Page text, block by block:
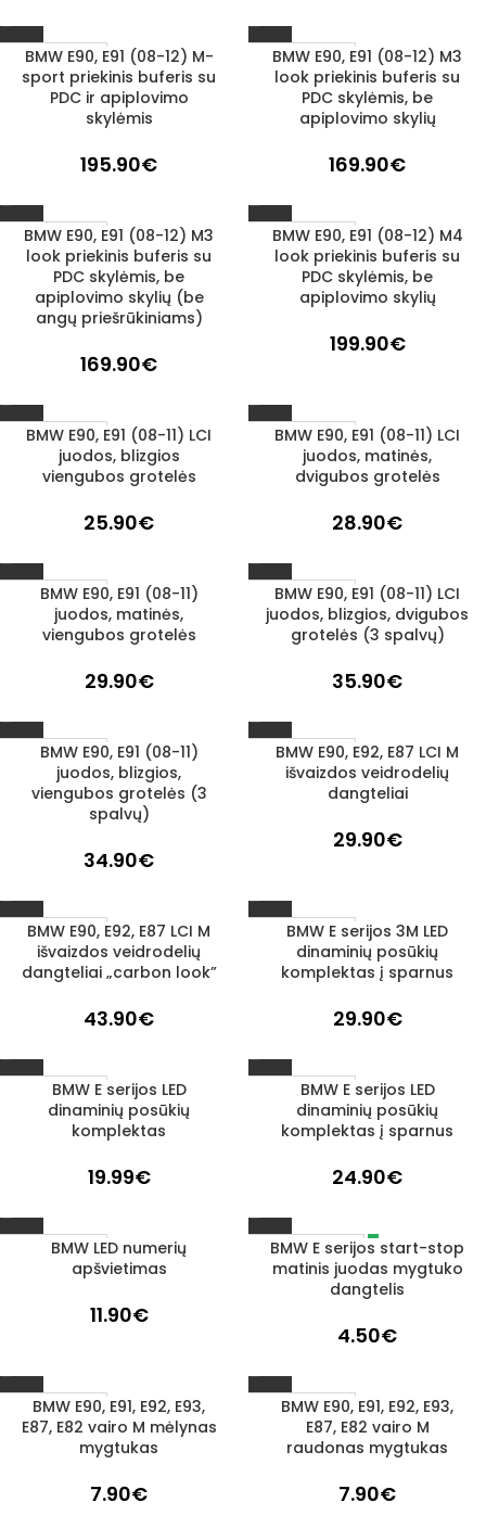
1–3 D. D.
BMW E90, E91 (08-12) M-
sport priekinis buferis su
PDC ir apiplovimo
skylėmis
195.90€
1–3 D. D.
BMW E90, E91 (08-12) M3
look priekinis buferis su
PDC skylėmis, be
apiplovimo skylių
169.90€
1–3 D. D.
BMW E90, E91 (08-12) M3
look priekinis buferis su
PDC skylėmis, be
apiplovimo skylių (be
angų priešrūkiniams)
169.90€
1–3 D. D.
BMW E90, E91 (08-12) M4
look priekinis buferis su
PDC skylėmis, be
apiplovimo skylių
199.90€
1–3 D. D.
BMW E90, E91 (08-11) LCI
juodos, blizgios
viengubos grotelės
25.90€
1–3 D. D.
BMW E90, E91 (08-11) LCI
juodos, matinės,
dvigubos grotelės
28.90€
1–3 D. D.
BMW E90, E91 (08-11)
juodos, matinės,
viengubos grotelės
29.90€
1–3 D. D.
BMW E90, E91 (08-11) LCI
juodos, blizgios, dvigubos
grotelės (3 spalvų)
35.90€
1–3 D. D.
BMW E90, E91 (08-11)
juodos, blizgios,
viengubos grotelės (3
spalvų)
34.90€
1–3 D. D.
BMW E90, E92, E87 LCI M
išvaizdos veidrodelių
dangteliai
29.90€
1–3 D. D.
BMW E90, E92, E87 LCI M
išvaizdos veidrodelių
dangteliai „carbon look”
43.90€
1–3 D. D.
BMW E serijos 3M LED
dinaminių posūkių
komplektas į sparnus
29.90€
1–3 D. D.
BMW E serijos LED
dinaminių posūkių
komplektas
19.99€
1–3 D. D.
BMW E serijos LED
dinaminių posūkių
komplektas į sparnus
24.90€
1–3 D. D.
BMW LED numerių
apšvietimas
11.90€
IŠPARDUOTA
BMW E serijos start-stop
matinis juodas mygtuko
dangtelis
4.50€
1–3 D. D.
BMW E90, E91, E92, E93,
E87, E82 vairo M mėlynas
mygtukas
7.90€
1–3 D. D.
BMW E90, E91, E92, E93,
E87, E82 vairo M
raudonas mygtukas
7.90€